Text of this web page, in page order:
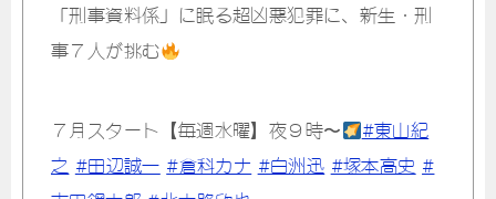
「刑事資料係」に眠る超凶悪犯罪に、新生・刑
事７人が挑む
７月スタート【毎週水曜】夜９時〜
#東山紀
之 #田辺誠一 #倉科カナ #白洲迅 #塚本高史 #